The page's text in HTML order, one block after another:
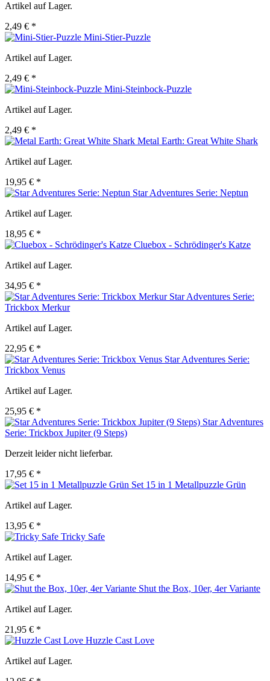
Artikel auf Lager.
2,49 € *
Mini-Stier-Puzzle
Artikel auf Lager.
2,49 € *
Mini-Steinbock-Puzzle
Artikel auf Lager.
2,49 € *
Metal Earth: Great White Shark
Artikel auf Lager.
19,95 € *
Star Adventures Serie: Neptun
Artikel auf Lager.
18,95 € *
Cluebox - Schrödinger's Katze
Artikel auf Lager.
34,95 € *
Star Adventures Serie:
Trickbox Merkur
Artikel auf Lager.
22,95 € *
Star Adventures Serie:
Trickbox Venus
Artikel auf Lager.
25,95 € *
Star Adventures
Serie: Trickbox Jupiter (9 Steps)
Derzeit leider nicht lieferbar.
17,95 € *
Set 15 in 1 Metallpuzzle Grün
Artikel auf Lager.
13,95 € *
Tricky Safe
Artikel auf Lager.
14,95 € *
Shut the Box, 10er, 4er Variante
Artikel auf Lager.
21,95 € *
Huzzle Cast Love
Artikel auf Lager.